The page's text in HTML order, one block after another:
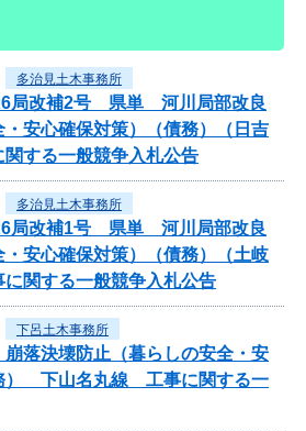
多治見土木事務所
局改補2号 県単 河川局部改良
安心確保対策）（債務）（日吉
関する一般競争入札公告
多治見土木事務所
局改補1号 県単 河川局部改良
安心確保対策）（債務）（土岐
に関する一般競争入札公告
下呂土木事務所
落決壊防止（暮らしの安全・安
） 下山名丸線 工事に関する一